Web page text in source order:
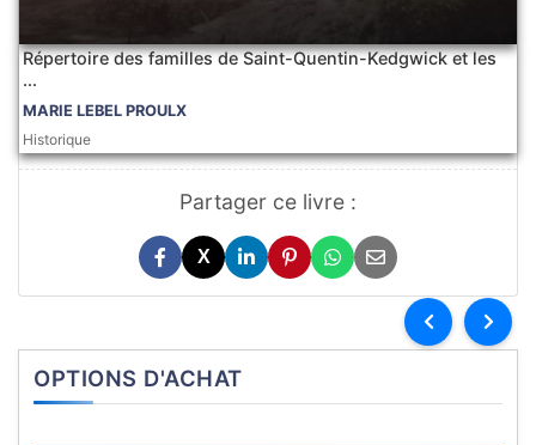
Répertoire des familles de Saint-Quentin-Kedgwick et les
...
MARIE LEBEL PROULX
Historique
Partager ce livre :
X
OPTIONS D'ACHAT